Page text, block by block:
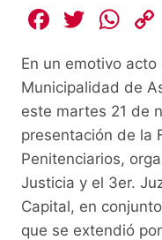
F
c
e
b
o
o
k
T
itt
er
W
at
s
A
p
p
En un emotivo
Municipalidad de
este martes 21 de
presentación de la
Penitenciarios,
Justicia y el 3er.
Capital, en
que se extendió